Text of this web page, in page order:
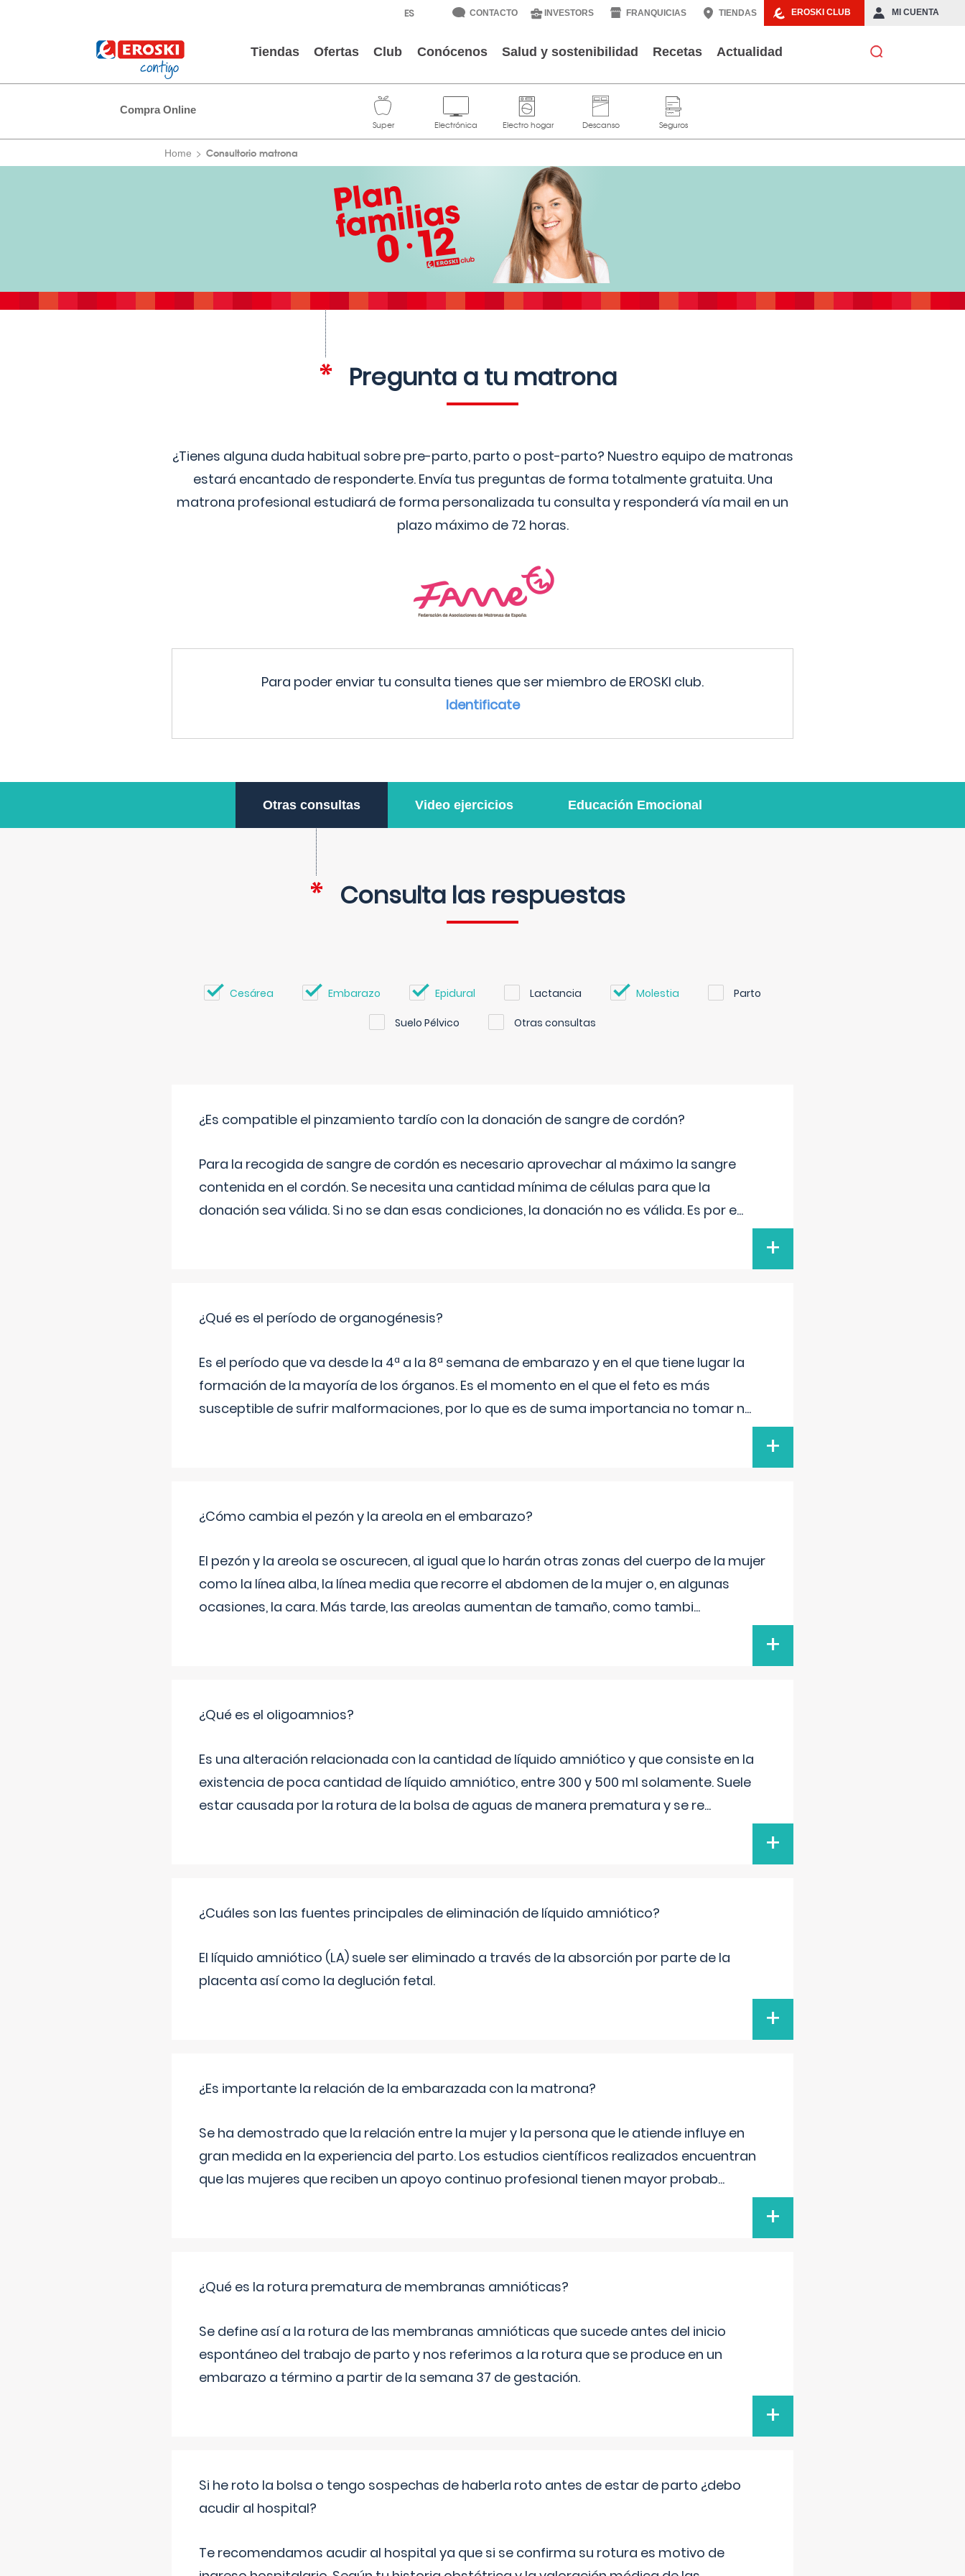
EROSKI CLUB MI CUENTA
CONTACTO INVESTORS FRANQUICIAS TIENDAS
Tiendas Ofertas Club Conócenos Salud y sostenibilidad Recetas Actualidad
Compra Online
Home Consultorio matrona
Pregunta a tu matrona
¿Tienes alguna duda habitual sobre pre-parto, parto o post-parto? Nuestro equipo de matronas
estará encantado de responderte. Envía tus preguntas de forma totalmente gratuita. Una
matrona profesional estudiará de forma personalizada tu consulta y responderá vía mail en un
plazo máximo de 72 horas.
Para poder enviar tu consulta tienes que ser miembro de EROSKI club.
Identificate
Otras consultas Video ejercicios Educación Emocional
Consulta las respuestas
Cesárea Embarazo Epidural Lactancia Molestia Parto
Suelo Pélvico Otras consultas
¿Es compatible el pinzamiento tardío con la donación de sangre de cordón?
Para la recogida de sangre de cordón es necesario aprovechar al máximo la sangre
contenida en el cordón. Se necesita una cantidad mínima de células para que la
donación sea válida. Si no se dan esas condiciones, la donación no es válida. Es por e...
+
¿Qué es el período de organogénesis?
Es el período que va desde la 4ª a la 8ª semana de embarazo y en el que tiene lugar la
formación de la mayoría de los órganos. Es el momento en el que el feto es más
susceptible de sufrir malformaciones, por lo que es de suma importancia no tomar n...
+
¿Cómo cambia el pezón y la areola en el embarazo?
El pezón y la areola se oscurecen, al igual que lo harán otras zonas del cuerpo de la mujer
como la línea alba, la línea media que recorre el abdomen de la mujer o, en algunas
ocasiones, la cara. Más tarde, las areolas aumentan de tamaño, como tambi...
+
¿Qué es el oligoamnios?
Es una alteración relacionada con la cantidad de líquido amniótico y que consiste en la
existencia de poca cantidad de líquido amniótico, entre 300 y 500 ml solamente. Suele
estar causada por la rotura de la bolsa de aguas de manera prematura y se re...
+
¿Cuáles son las fuentes principales de eliminación de líquido amniótico?
El líquido amniótico (LA) suele ser eliminado a través de la absorción por parte de la
placenta así como la deglución fetal.
+
¿Es importante la relación de la embarazada con la matrona?
Se ha demostrado que la relación entre la mujer y la persona que le atiende influye en
gran medida en la experiencia del parto. Los estudios científicos realizados encuentran
que las mujeres que reciben un apoyo continuo profesional tienen mayor probab...
+
¿Qué es la rotura prematura de membranas amnióticas?
Se define así a la rotura de las membranas amnióticas que sucede antes del inicio
espontáneo del trabajo de parto y nos referimos a la rotura que se produce en un
embarazo a término a partir de la semana 37 de gestación.
+
Si he roto la bolsa o tengo sospechas de haberla roto antes de estar de parto ¿debo
acudir al hospital?
Te recomendamos acudir al hospital ya que si se confirma su rotura es motivo de